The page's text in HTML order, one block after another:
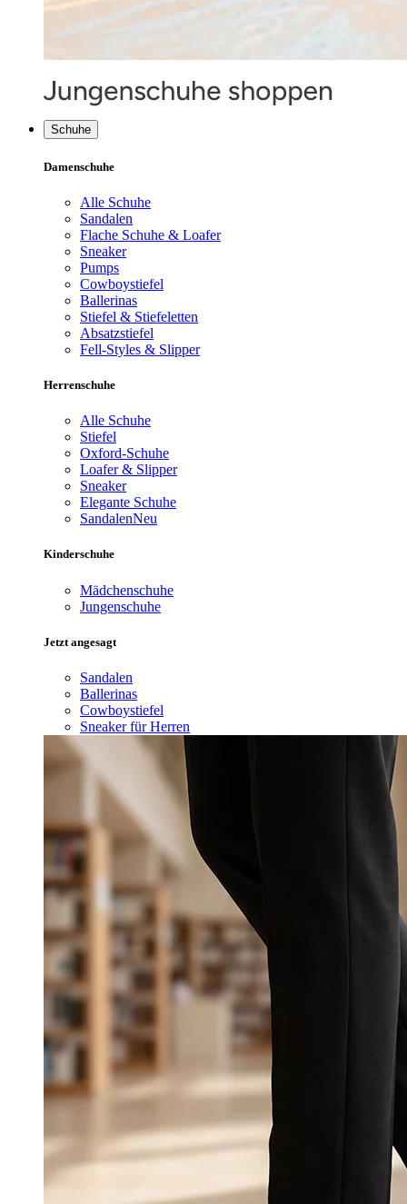
Schuhe
Damenschuhe
Alle Schuhe
Sandalen
Flache Schuhe & Loafer
Sneaker
Pumps
Cowboystiefel
Ballerinas
Stiefel & Stiefeletten
Absatzstiefel
Fell-Styles & Slipper
Herrenschuhe
Alle Schuhe
Stiefel
Oxford-Schuhe
Loafer & Slipper
Sneaker
Elegante Schuhe
SandalenNeu
Kinderschuhe
Mädchenschuhe
Jungenschuhe
Jetzt angesagt
Sandalen
Ballerinas
Cowboystiefel
Sneaker für Herren